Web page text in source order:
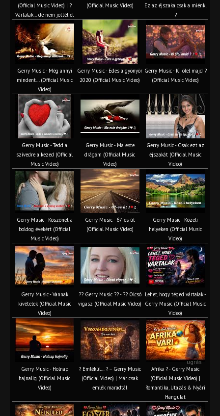
(Official Music Video) | ?
Vártalak… de nem jöttél el
(Official Music Video)
Ez az éjszaka csak a miénk!
?
Gerry Music - Még annyi
mindent... (Official Music
Video)
Gerry Music - Édes a gyönyör
2020 (Official Music Video)
Gerry Music - Ki ölel majd ?
(Official Music Video)
Gerry Music - Tedd a
szívedre a kezed (Official
Music Video)
Gerry Music - Ma este
drágám (Official Music
Video)
Gerry Music - Csak ezt az
éjszakát (Official Music
Video)
Gerry Music - Köszönet a
boldog évekért (Official
Music Video)
Gerry Music - 67-es út
(Official Music Video)
Gerry Music - Közeli
helyeken (Official Music
Video)
Gerry Music - Vannak
kivételek (Official Music
Video)
?? Gerry Music ?? - ?? Olcsó
vigasz (Official Music Video)
Lehet, hogy téged vártalak -
Gerry Music (Official Music
Video)
Gerry Music - Holnap
hajnalig (Official Music
Video)
? Emlékül… ? – Gerry Music
(Official Video) | Már csak
emlék maradtál
Afrika ? - Gerry Music
(Official Music Video) |
Romantika, Utazás & Nyári
Hangulat
Fel
ugrás